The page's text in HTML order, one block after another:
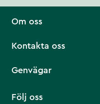
Om oss
Kontakta oss
Genvägar
Följ oss